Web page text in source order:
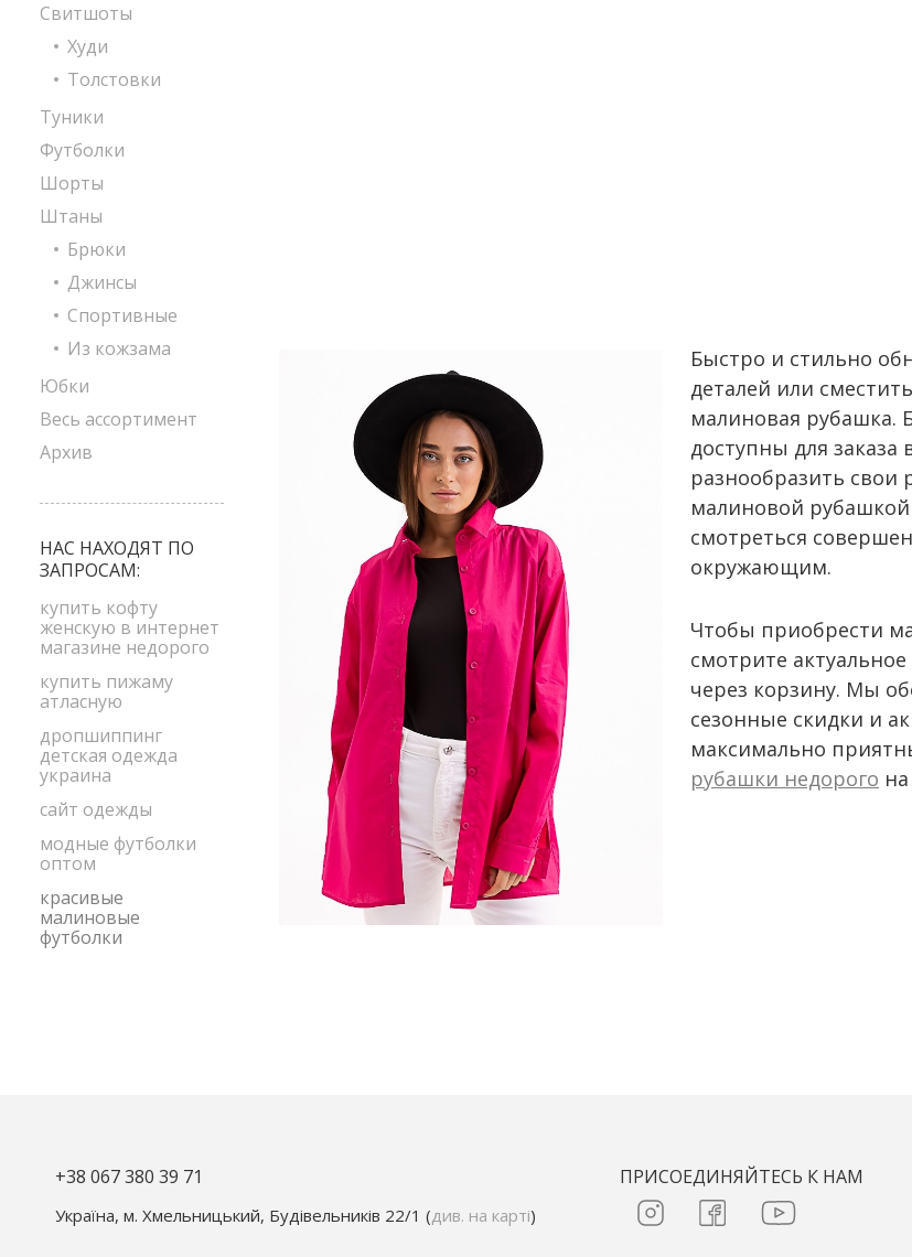
Быстро и стильно
деталей или
малиновая рубашка.
доступны для
разнообразить
малиновой
смотреться
окружающим.
Чтобы приобрести
смотрите
через корзину. Мы
сезонные скидки и
максимально
рубашки недорого
Свитшоты
Худи
Толстовки
Туники
Футболки
Шорты
Штаны
Брюки
Джинсы
Спортивные
Из кожзама
Юбки
Весь ассортимент
Архив
НАС НАХОДЯТ ПО
ЗАПРОСАМ:
купить кофту
женскую в интернет
магазине недорого
купить пижаму
атласную
дропшиппинг
детская одежда
украина
сайт одежды
модные футболки
оптом
красивые
малиновые
футболки
+38 067 380 39 71
Україна, м. Хмельницький, Будівельників 22/1 (див. на карті)
ПРИСОЕДИНЯЙТЕСЬ К НАМ